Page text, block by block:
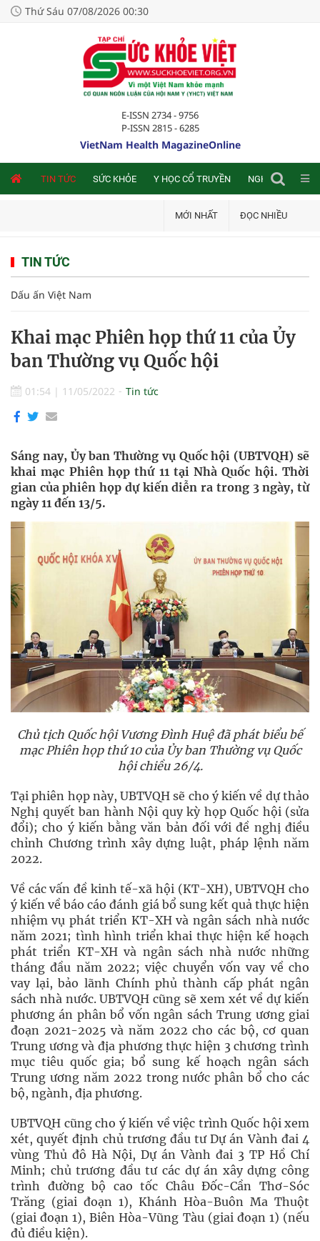
Thứ Sáu 07/08/2026 00:30
E-ISSN 2734 - 9756
P-ISSN 2815 - 6285
VietNam Health MagazineOnline
TIN TỨC SỨC KHỎE Y HỌC CỔ TRUYỀN NGHIÊN CỨU
MỚI NHẤT ĐỌC NHIỀU
TIN TỨC
Dấu ấn Việt Nam
Khai mạc Phiên họp thứ 11 của Ủy
ban Thường vụ Quốc hội
01:54 | 11/05/2022 Tin tức
Sáng nay, Ủy ban Thường vụ Quốc hội (UBTVQH) sẽ
khai mạc Phiên họp thứ 11 tại Nhà Quốc hội. Thời
gian của phiên họp dự kiến diễn ra trong 3 ngày, từ
ngày 11 đến 13/5.
Chủ tịch Quốc hội Vương Đình Huệ đã phát biểu bế
mạc Phiên họp thứ 10 của Ủy ban Thường vụ Quốc
hội chiều 26/4.
Tại phiên họp này, UBTVQH sẽ cho ý kiến về dự thảo
Nghị quyết ban hành Nội quy kỳ họp Quốc hội (sửa
đổi); cho ý kiến bằng văn bản đối với đề nghị điều
chỉnh Chương trình xây dựng luật, pháp lệnh năm
2022.
Về các vấn đề kinh tế-xã hội (KT-XH), UBTVQH cho
ý kiến về báo cáo đánh giá bổ sung kết quả thực hiện
nhiệm vụ phát triển KT-XH và ngân sách nhà nước
năm 2021; tình hình triển khai thực hiện kế hoạch
phát triển KT-XH và ngân sách nhà nước những
tháng đầu năm 2022; việc chuyển vốn vay về cho
vay lại, bảo lãnh Chính phủ thành cấp phát ngân
sách nhà nước. UBTVQH cũng sẽ xem xét về dự kiến
phương án phân bổ vốn ngân sách Trung ương giai
đoạn 2021-2025 và năm 2022 cho các bộ, cơ quan
Trung ương và địa phương thực hiện 3 chương trình
mục tiêu quốc gia; bổ sung kế hoạch ngân sách
Trung ương năm 2022 trong nước phân bổ cho các
bộ, ngành, địa phương.
UBTVQH cũng cho ý kiến về việc trình Quốc hội xem
xét, quyết định chủ trương đầu tư Dự án Vành đai 4
vùng Thủ đô Hà Nội, Dự án Vành đai 3 TP Hồ Chí
Minh; chủ trương đầu tư các dự án xây dựng công
trình đường bộ cao tốc Châu Đốc-Cần Thơ-Sóc
Trăng (giai đoạn 1), Khánh Hòa-Buôn Ma Thuột
(giai đoạn 1), Biên Hòa-Vũng Tàu (giai đoạn 1) (nếu
đủ điều kiện).